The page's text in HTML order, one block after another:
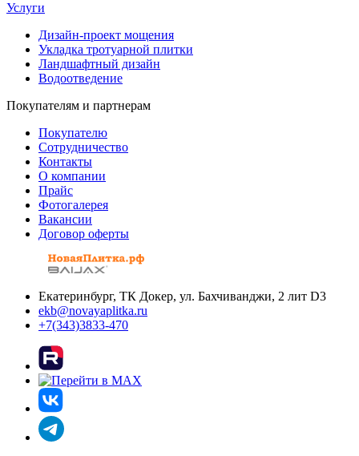
Услуги
Дизайн-проект мощения
Укладка тротуарной плитки
Ландшафтный дизайн
Водоотведение
Покупателям и партнерам
Покупателю
Сотрудничество
Контакты
О компании
Прайс
Фотогалерея
Вакансии
Договор оферты
Екатеринбург, ТК Докер, ул. Бахчиванджи, 2 лит D3
ekb@novayaplitka.ru
+7(343)3833-470